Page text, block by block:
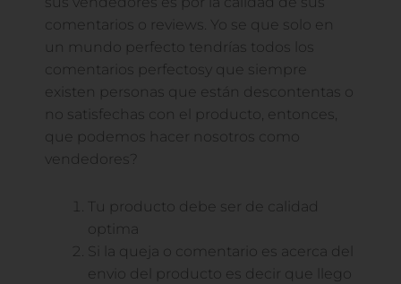
comentarios o reviews. Yo se que solo en
un mundo perfecto tendrías todos los
comentarios perfectosy que siempre
existen personas que están descontentas o
no satisfechas con el producto, entonces,
que podemos hacer nosotros como
vendedores?
Tu producto debe ser de calidad
optima
Si la queja o comentario es acerca del
envio del producto es decir que llego